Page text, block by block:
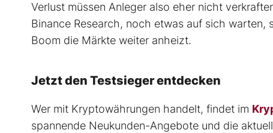
Verlust müssen Anleger also eher nicht
Binance Research, noch etwas auf sich
Boom die Märkte weiter anheizt.
Jetzt den Testsieger entdecken
Wer mit Kryptowährungen handelt, findet im
spannende Neukunden-Angebote und die